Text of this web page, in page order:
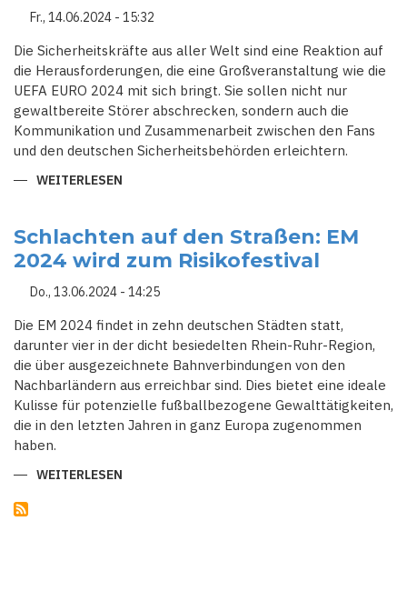
Fr., 14.06.2024 - 15:32
Die Sicherheitskräfte aus aller Welt sind eine Reaktion auf
die Herausforderungen, die eine Großveranstaltung wie die
UEFA EURO 2024 mit sich bringt. Sie sollen nicht nur
gewaltbereite Störer abschrecken, sondern auch die
Kommunikation und Zusammenarbeit zwischen den Fans
und den deutschen Sicherheitsbehörden erleichtern.
WEITERLESEN
WELT:
580
BEAMTE
SICHERN
EURO
IN
DEUTSCHLAND
Schlachten auf den Straßen: EM
2024 wird zum Risikofestival
Do., 13.06.2024 - 14:25
Die EM 2024 findet in zehn deutschen Städten statt,
darunter vier in der dicht besiedelten Rhein-Ruhr-Region,
die über ausgezeichnete Bahnverbindungen von den
Nachbarländern aus erreichbar sind. Dies bietet eine ideale
Kulisse für potenzielle fußballbezogene Gewalttätigkeiten,
die in den letzten Jahren in ganz Europa zugenommen
haben.
WEITERLESEN